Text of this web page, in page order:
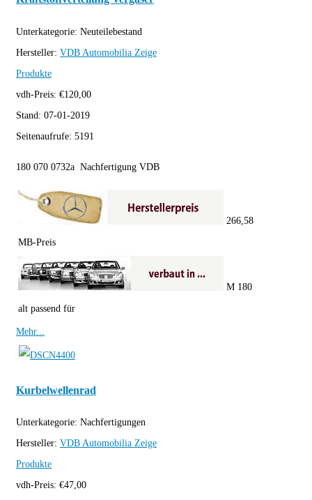
Unterkategorie: Neuteilebestand
Hersteller: VDB Automobilia Zeige
Produkte
vdh-Preis: €120,00
Stand: 07-01-2019
Seitenaufrufe: 5191
180 070 0732a Nachfertigung VDB
MB-Preis
266,58
alt passend für
M 180
Mehr...
Kurbelwellenrad
Unterkategorie: Nachfertigungen
Hersteller: VDB Automobilia Zeige
Produkte
vdh-Preis: €47,00